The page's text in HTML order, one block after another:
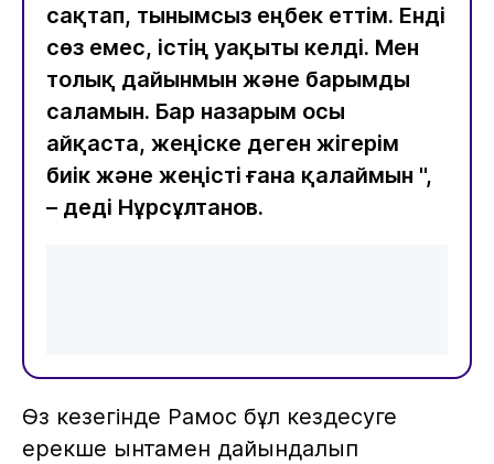
сақтап, тынымсыз еңбек еттім. Енді
сөз емес, істің уақыты келді. Мен
толық дайынмын және барымды
саламын. Бар назарым осы
айқаста, жеңіске деген жігерім
биік және жеңісті ғана қалаймын ",
– деді Нұрсұлтанов.
Өз кезегінде Рамос бұл кездесуге
ерекше ынтамен дайындалып